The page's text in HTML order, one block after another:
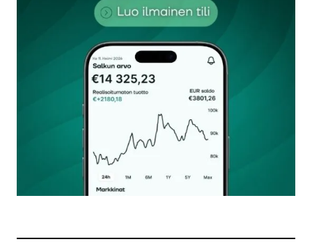
kentät on merkitty*
Kommentti*
Nimesi tai nimimerkkisi
Sähköpostiosoitteesi
Tilaa SalkunRakentajan uutiskirje